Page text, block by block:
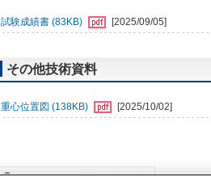
試験成績書 (83KB) [2025/09/05]
その他技術資料
重心位置図 (138KB) [2025/10/02]